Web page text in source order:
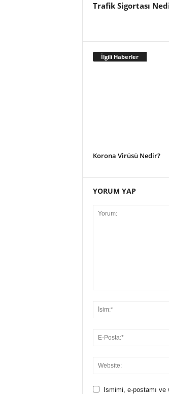
Trafik Sigortası
İlgili Haberler
Korona Virüsü Nedir?
YORUM YAP
Ismimi, e-postamı